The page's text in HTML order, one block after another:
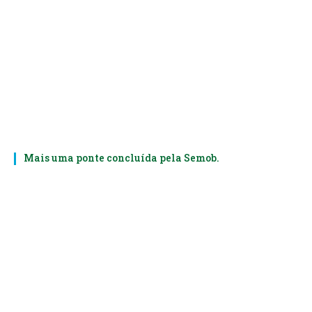
Mais uma ponte concluída pela Semob.